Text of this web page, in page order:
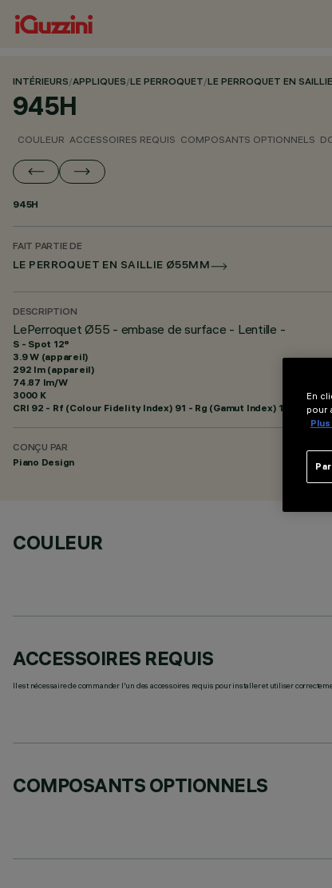
INTÉRIEURS/APPLIQUES/LE PERROQUET/LE PERROQUET EN
945H
COULEUR ACCESSOIRES REQUIS COMPOSANTS OPTIONNELS
945H
FAIT PARTIE DE
LE PERROQUET EN SAILLIE Ø55MM
DESCRIPTION
LePerroquet Ø55 - embase de surface - Lentille -
S - Spot 12°
3.9 W (appareil)
292 lm (appareil)
74.87 lm/W
3000 K
CRI 92 - Rf (Colour Fidelity Index) 91 - Rg (Gamut Index) 100
CONÇU PAR
Piano Design
COULEUR
ACCESSOIRES REQUIS
Il est nécessaire de commander l'un des accessoires requis pour installer et utiliser
COMPOSANTS OPTIONNELS
En
pour